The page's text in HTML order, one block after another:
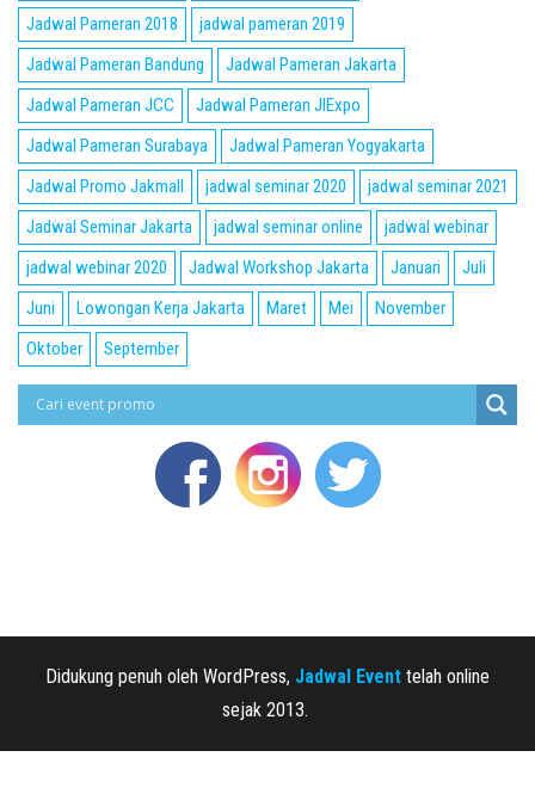
Jadwal Pameran 2018
jadwal pameran 2019
Jadwal Pameran Bandung
Jadwal Pameran Jakarta
Jadwal Pameran JCC
Jadwal Pameran JIExpo
Jadwal Pameran Surabaya
Jadwal Pameran Yogyakarta
Jadwal Promo Jakmall
jadwal seminar 2020
jadwal seminar 2021
Jadwal Seminar Jakarta
jadwal seminar online
jadwal webinar
jadwal webinar 2020
Jadwal Workshop Jakarta Januari
Juli
Juni
Lowongan Kerja Jakarta Maret Mei
November
Oktober
September
Didukung penuh oleh WordPress, Jadwal Event telah online
sejak 2013.